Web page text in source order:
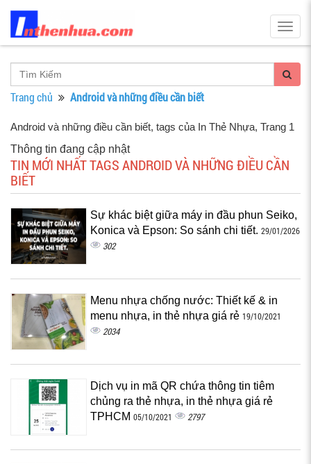
Trang chủ Android và những điều cần biết
Android và những điều cần biết, tags của In Thẻ Nhựa, Trang 1
Thông tin đang cập nhật
TIN MỚI NHẤT TAGS ANDROID VÀ NHỮNG ĐIỀU CẦN
BIẾT
Sự khác biệt giữa máy in đầu phun Seiko,
Konica và Epson: So sánh chi tiết. 29/01/2026
302
Menu nhựa chống nước: Thiết kế & in
menu nhựa, in thẻ nhựa giá rẻ 19/10/2021
2034
Dịch vụ in mã QR chứa thông tin tiêm
chủng ra thẻ nhựa, in thẻ nhựa giá rẻ
TPHCM 05/10/2021 2797